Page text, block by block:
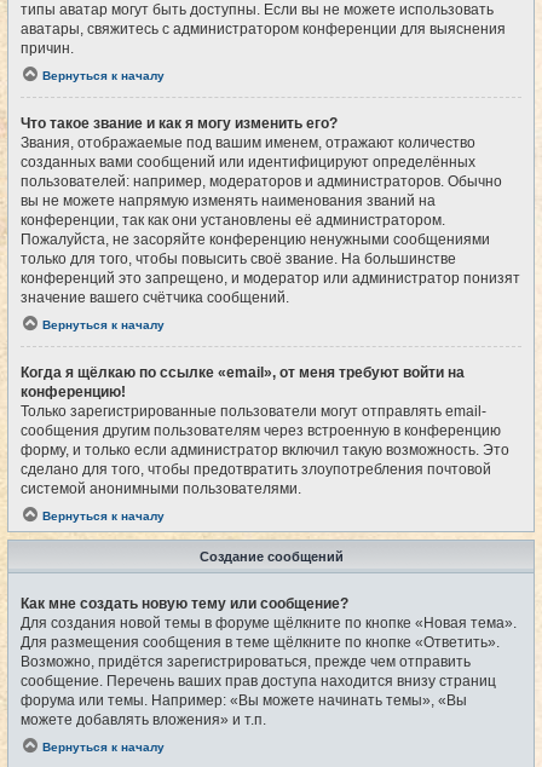
типы аватар могут быть доступны. Если вы не можете использовать
аватары, свяжитесь с администратором конференции для выяснения
причин.
Вернуться к началу
Что такое звание и как я могу изменить его?
Звания, отображаемые под вашим именем, отражают количество
созданных вами сообщений или идентифицируют определённых
пользователей: например, модераторов и администраторов. Обычно
вы не можете напрямую изменять наименования званий на
конференции, так как они установлены её администратором.
Пожалуйста, не засоряйте конференцию ненужными сообщениями
только для того, чтобы повысить своё звание. На большинстве
конференций это запрещено, и модератор или администратор понизят
значение вашего счётчика сообщений.
Вернуться к началу
Когда я щёлкаю по ссылке «email», от меня требуют войти на
конференцию!
Только зарегистрированные пользователи могут отправлять email-
сообщения другим пользователям через встроенную в конференцию
форму, и только если администратор включил такую возможность. Это
сделано для того, чтобы предотвратить злоупотребления почтовой
системой анонимными пользователями.
Вернуться к началу
Создание сообщений
Как мне создать новую тему или сообщение?
Для создания новой темы в форуме щёлкните по кнопке «Новая тема».
Для размещения сообщения в теме щёлкните по кнопке «Ответить».
Возможно, придётся зарегистрироваться, прежде чем отправить
сообщение. Перечень ваших прав доступа находится внизу страниц
форума или темы. Например: «Вы можете начинать темы», «Вы
можете добавлять вложения» и т.п.
Вернуться к началу